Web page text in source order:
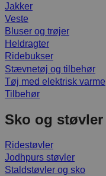
Jakker
Veste
Bluser og trøjer
Heldragter
Ridebukser
Stævnetøj og tilbehør
Tøj med elektrisk varme
Tilbehør
Sko og støvler
Ridestøvler
Jodhpurs støvler
Staldstøvler og sko